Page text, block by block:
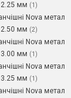
мм (1)
Nova метал
мм (2)
Nova метал
мм (1)
Nova метал
мм (1)
Nova метал